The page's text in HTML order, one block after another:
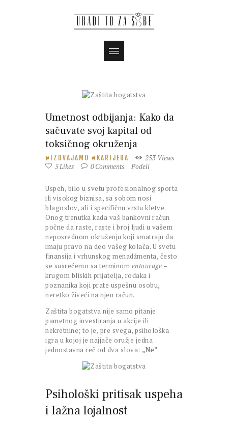
Umetnost odbijanja: Kako da
sačuvate svoj kapital od
toksičnog okruženja
IZDVAJAMO KARIJERA 253 Views
5Likes 0Comments Podeli
Uspeh, bilo u svetu profesionalnog sporta
ili visokog biznisa, sa sobom nosi
blagoslov, ali i specifičnu vrstu kletve.
Onog trenutka kada vaš bankovni račun
počne da raste, raste i broj ljudi u vašem
neposrednom okruženju koji smatraju da
imaju pravo na deo vašeg kolača. U svetu
finansija i vrhunskog menadžmenta, često
se susrećemo sa terminom entourage –
krugom bliskih prijatelja, rođaka i
poznanika koji prate uspešnu osobu,
neretko živeći na njen račun.
Zaštita bogatstva nije samo pitanje
pametnog investiranja u akcije ili
nekretnine; to je, pre svega, psihološka
igra u kojoj je najjače oružje jedna
jednostavna reč od dva slova: „Ne”.
Psihološki pritisak uspeha
i lažna lojalnost